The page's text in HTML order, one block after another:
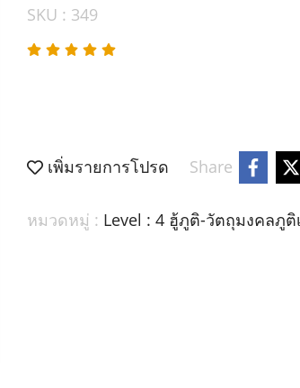
SKU : 349
เพิ่มรายการโปรด Share
หมวดหมู่ : Level : 4 ฮู้ภูติ-วัตถุมงคลภู